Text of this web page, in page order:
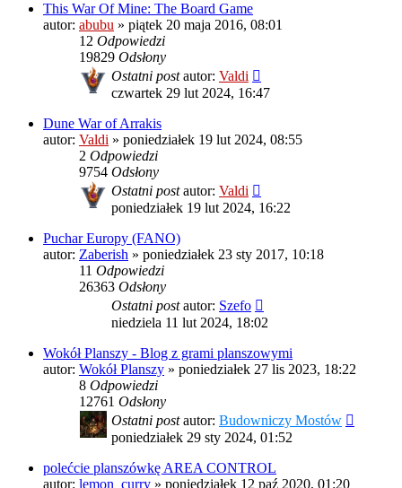
This War Of Mine: The Board Game
autor: abubu » piątek 20 maja 2016, 08:01
12 Odpowiedzi
19829 Odsłony
Ostatni postautor: Valdi
czwartek 29 lut 2024, 16:47
Dune War of Arrakis
autor: Valdi » poniedziałek 19 lut 2024, 08:55
2 Odpowiedzi
9754 Odsłony
Ostatni postautor: Valdi
poniedziałek 19 lut 2024, 16:22
Puchar Europy (FANO)
autor: Zaberish » poniedziałek 23 sty 2017, 10:18
11 Odpowiedzi
26363 Odsłony
Ostatni postautor: Szefo
niedziela 11 lut 2024, 18:02
Wokół Planszy - Blog z grami planszowymi
autor: Wokół Planszy » poniedziałek 27 lis 2023, 18:22
8 Odpowiedzi
12761 Odsłony
Ostatni postautor: Budowniczy Mostów
poniedziałek 29 sty 2024, 01:52
polećcie planszówkę AREA CONTROL
autor: lemon_curry » poniedziałek 12 paź 2020, 01:20